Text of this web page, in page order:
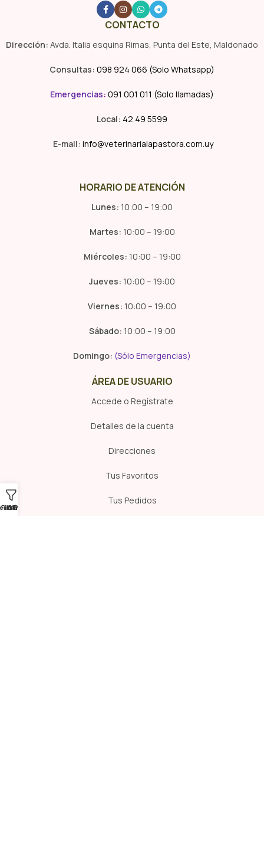
CONTACTO
Dirección: Avda. Italia esquina Rimas, Punta del Este, Maldonado
Consultas: 098 924 066 (Solo Whatsapp)
Emergencias: 091 001 011 (Solo llamadas)
Local: 42 49 5599
E-mail: info@veterinarialapastora.com.uy
HORARIO DE ATENCIÓN
Lunes: 10:00 – 19:00
Martes: 10:00 – 19:00
Miércoles: 10:00 – 19:00
Jueves: 10:00 – 19:00
Viernes: 10:00 – 19:00
Sábado: 10:00 – 19:00
Domingo: (Sólo Emergencias)
ÁREA DE USUARIO
Accede o Regístrate
Detalles de la cuenta
Direcciones
Tus Favoritos
Tus Pedidos
Filtros
Clínica
Pelu
Whatsapp